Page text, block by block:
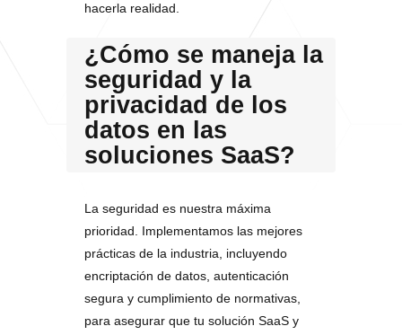
hacerla realidad.
¿Cómo se maneja la
seguridad y la
privacidad de los
datos en las
soluciones SaaS?
La seguridad es nuestra máxima
prioridad. Implementamos las mejores
prácticas de la industria, incluyendo
encriptación de datos, autenticación
segura y cumplimiento de normativas,
para asegurar que tu solución SaaS y